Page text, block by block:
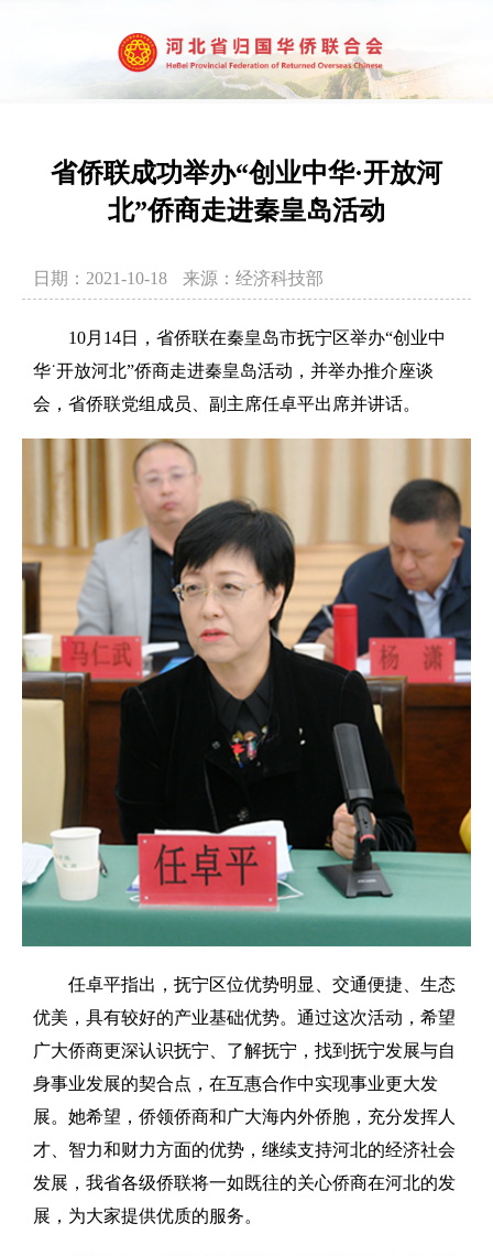
省侨联成功举办“创业中华·开放河
北”侨商走进秦皇岛活动
日期：2021-10-18 来源：经济科技部
10月14日，省侨联在秦皇岛市抚宁区举办“创业中
华˙开放河北”侨商走进秦皇岛活动，并举办推介座谈
会，省侨联党组成员、副主席任卓平出席并讲话。
任卓平指出，抚宁区位优势明显、交通便捷、生态
优美，具有较好的产业基础优势。通过这次活动，希望
广大侨商更深认识抚宁、了解抚宁，找到抚宁发展与自
身事业发展的契合点，在互惠合作中实现事业更大发
展。她希望，侨领侨商和广大海内外侨胞，充分发挥人
才、智力和财力方面的优势，继续支持河北的经济社会
发展，我省各级侨联将一如既往的关心侨商在河北的发
展，为大家提供优质的服务。